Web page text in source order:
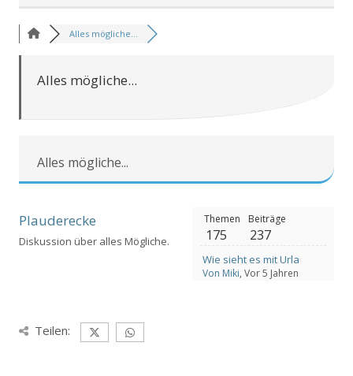
Alles mögliche...
Alles mögliche...
Alles mögliche...
Plauderecke
Diskussion über alles Mögliche.
Themen
175
Beiträge
237
Wie sieht es mit Urlaub aus?
Von Miki, Vor 5 Jahren
Teilen: